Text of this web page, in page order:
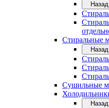
Назад
Стиральные
Назад
Сушильные
Назад